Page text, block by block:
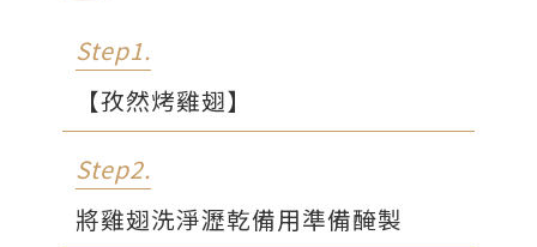
生香菇
雞蛋液
柴魚粉
Step1.
【孜然烤雞翅】
Step2.
將雞翅洗淨瀝乾備用準備醃製